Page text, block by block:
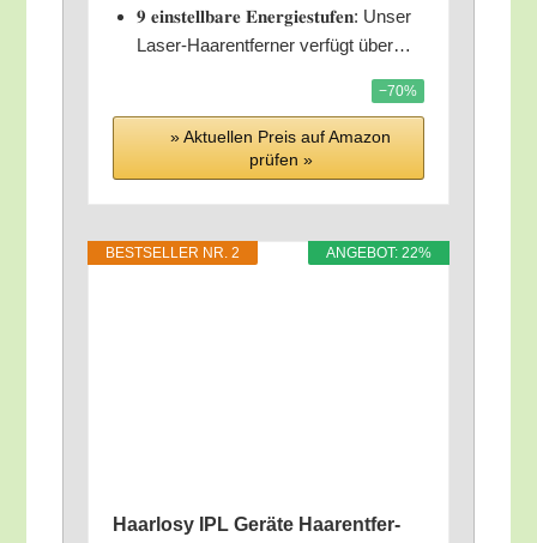
𝟗 𝐞𝐢𝐧𝐬𝐭𝐞𝐥𝐥𝐛𝐚𝐫𝐞 𝐄𝐧𝐞𝐫𝐠𝐢𝐞𝐬𝐭𝐮𝐟𝐞𝐧: Unser
Laser-Haar­ent­fer­ner ver­fügt über…
−70%
» Aktu­el­len Preis auf Ama­zon
prü­fen »
ANGE­BOT: 22%
BEST­SEL­LER NR. 2
Haar­lo­sy IPL Gerä­te Haar­ent­fer­